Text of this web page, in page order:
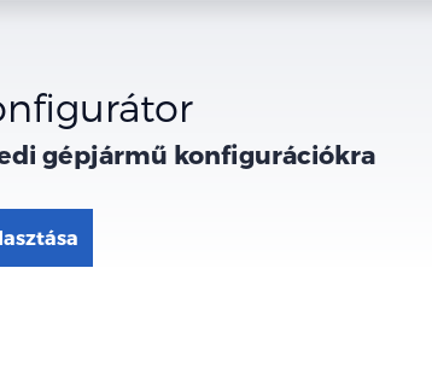
gépjármű konfigurációkra